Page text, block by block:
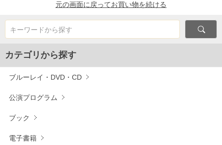
元の画面に戻ってお買い物を続ける
キーワードから探す
カテゴリから探す
ブルーレイ・DVD・CD
公演プログラム
ブック
電子書籍